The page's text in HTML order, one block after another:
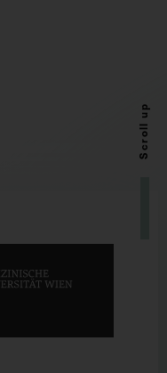
Scroll up